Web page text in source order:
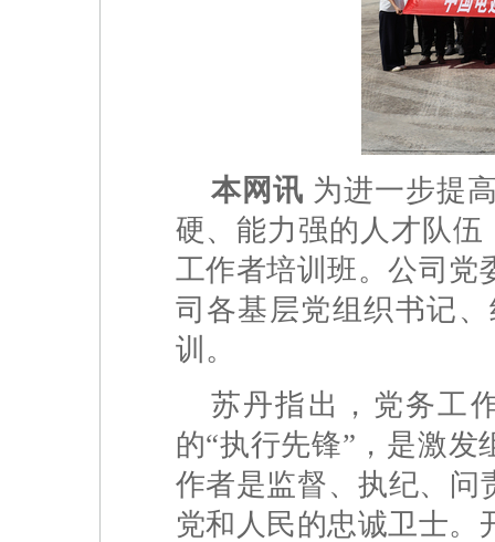
本网讯 为进一步提
硬、能力强的人才队
工作者培训班。公司党
司各基层党组织书记
训。
苏丹指出，党务工
的“执行先锋”，是激
作者是监督、执纪、问
党和人民的忠诚卫士。